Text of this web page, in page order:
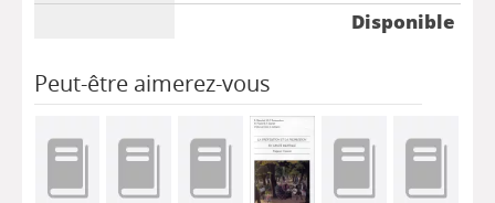
Disponible
Peut-être aimerez-vous